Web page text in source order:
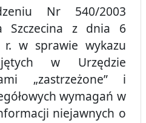
Nr 540/2003
Szczecina z dnia 6
r. w sprawie wykazu
w Urzędzie
„zastrzeżone” i
wymagań w
niejawnych o